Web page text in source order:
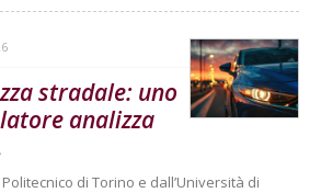
stradale: uno
analizza
di Torino e dall’Università di